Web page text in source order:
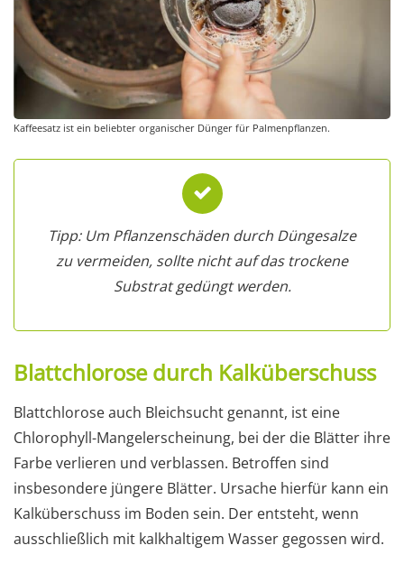
Kaffeesatz ist ein beliebter organischer Dünger für Palmenpflanzen.
Tipp: Um Pflanzenschäden durch Düngesalze
zu vermeiden, sollte nicht auf das trockene
Substrat gedüngt werden.
Blattchlorose durch Kalküberschuss
Blattchlorose auch Bleichsucht genannt, ist eine
Chlorophyll-Mangelerscheinung, bei der die Blätter ihre
Farbe verlieren und verblassen. Betroffen sind
insbesondere jüngere Blätter. Ursache hierfür kann ein
Kalküberschuss im Boden sein. Der entsteht, wenn
ausschließlich mit kalkhaltigem Wasser gegossen wird.